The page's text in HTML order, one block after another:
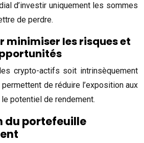
d’investir uniquement les sommes
de perdre.
minimiser les risques et
crypto-actifs soit intrinsèquement
de réduire l’exposition aux
potentiel de rendement.
du portefeuille